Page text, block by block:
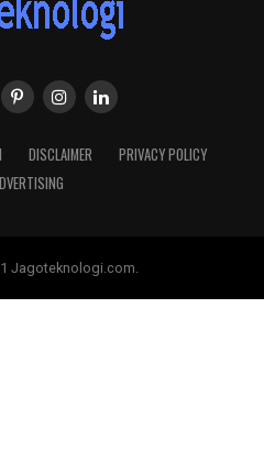
DISCLAIMER
PRIVACY POLICY
Jagoteknologi.com.